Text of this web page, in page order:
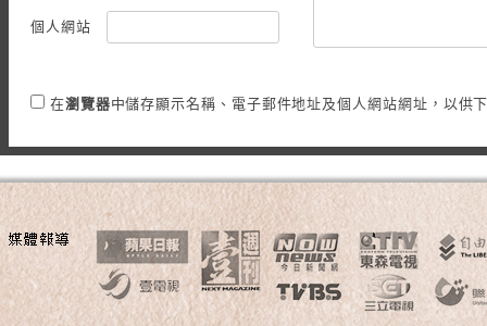
個人網站
在瀏覽器中儲存顯示名稱、電子郵件地址及個人網站網址，以供